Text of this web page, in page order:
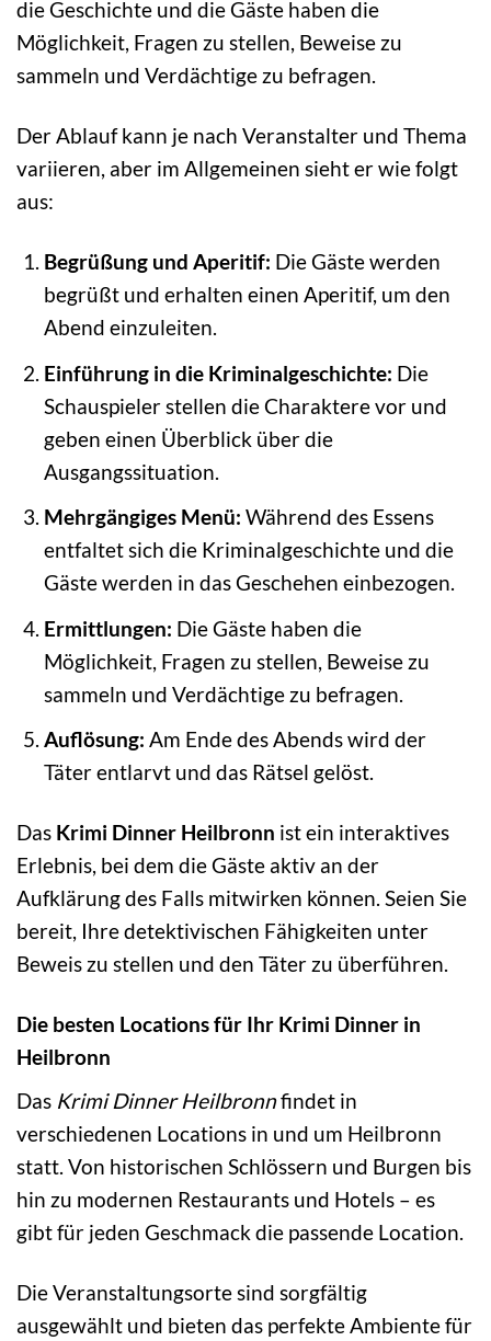
die Geschichte und die Gäste haben die
Möglichkeit, Fragen zu stellen, Beweise zu
sammeln und Verdächtige zu befragen.
Der Ablauf kann je nach Veranstalter und Thema
variieren, aber im Allgemeinen sieht er wie folgt
aus:
Begrüßung und Aperitif: Die Gäste werden
begrüßt und erhalten einen Aperitif, um den
Abend einzuleiten.
Einführung in die Kriminalgeschichte: Die
Schauspieler stellen die Charaktere vor und
geben einen Überblick über die
Ausgangssituation.
Mehrgängiges Menü: Während des Essens
entfaltet sich die Kriminalgeschichte und die
Gäste werden in das Geschehen einbezogen.
Ermittlungen: Die Gäste haben die
Möglichkeit, Fragen zu stellen, Beweise zu
sammeln und Verdächtige zu befragen.
Auflösung: Am Ende des Abends wird der
Täter entlarvt und das Rätsel gelöst.
Das Krimi Dinner Heilbronn ist ein interaktives
Erlebnis, bei dem die Gäste aktiv an der
Aufklärung des Falls mitwirken können. Seien Sie
bereit, Ihre detektivischen Fähigkeiten unter
Beweis zu stellen und den Täter zu überführen.
Die besten Locations für Ihr Krimi Dinner in
Heilbronn
Das Krimi Dinner Heilbronnfindet in
verschiedenen Locations in und um Heilbronn
statt. Von historischen Schlössern und Burgen bis
hin zu modernen Restaurants und Hotels – es
gibt für jeden Geschmack die passende Location.
Die Veranstaltungsorte sind sorgfältig
ausgewählt und bieten das perfekte Ambiente für